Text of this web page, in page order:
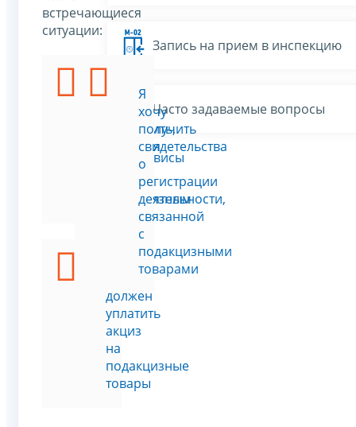
встречающиеся
ситуации:
Я
проверить,
является
товар
подакцизным
должен
уплатить
акциз
на
подакцизные
товары
Я
хочу
получить
свидетельства
о
регистрации
деятельности,
связанной
с
подакцизными
товарами
Запись на прием в инспекцию
Часто задаваемые вопросы
Все сервисы